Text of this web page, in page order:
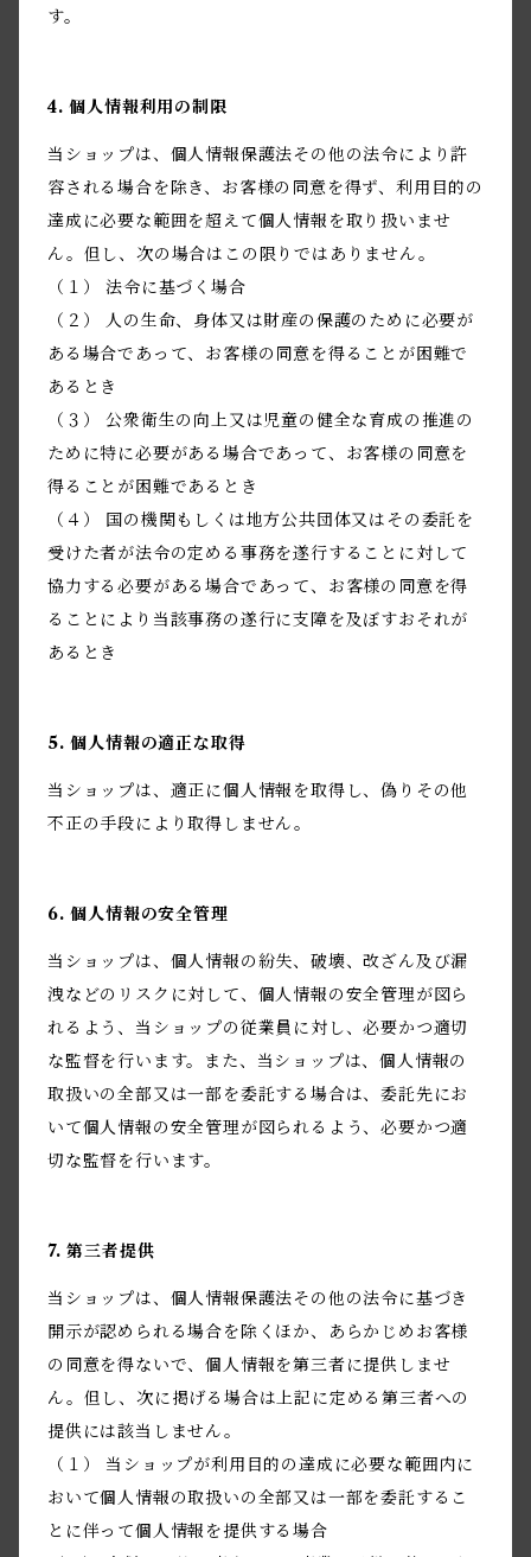
す。
4. 個人情報利用の制限
当ショップは、個人情報保護法その他の法令により許
容される場合を除き、お客様の同意を得ず、利用目的の
達成に必要な範囲を超えて個人情報を取り扱いませ
ん。但し、次の場合はこの限りではありません。
（１） 法令に基づく場合
（２） 人の生命、身体又は財産の保護のために必要が
ある場合であって、お客様の同意を得ることが困難で
あるとき
（３） 公衆衛生の向上又は児童の健全な育成の推進の
ために特に必要がある場合であって、お客様の同意を
得ることが困難であるとき
（４） 国の機関もしくは地方公共団体又はその委託を
受けた者が法令の定める事務を遂行することに対して
協力する必要がある場合であって、お客様の同意を得
ることにより当該事務の遂行に支障を及ぼすおそれが
あるとき
5. 個人情報の適正な取得
当ショップは、適正に個人情報を取得し、偽りその他
不正の手段により取得しません。
6. 個人情報の安全管理
当ショップは、個人情報の紛失、破壊、改ざん及び漏
洩などのリスクに対して、個人情報の安全管理が図ら
れるよう、当ショップの従業員に対し、必要かつ適切
な監督を行います。また、当ショップは、個人情報の
取扱いの全部又は一部を委託する場合は、委託先にお
いて個人情報の安全管理が図られるよう、必要かつ適
切な監督を行います。
7. 第三者提供
当ショップは、個人情報保護法その他の法令に基づき
開示が認められる場合を除くほか、あらかじめお客様
の同意を得ないで、個人情報を第三者に提供しませ
ん。但し、次に掲げる場合は上記に定める第三者への
提供には該当しません。
（１） 当ショップが利用目的の達成に必要な範囲内に
おいて個人情報の取扱いの全部又は一部を委託するこ
とに伴って個人情報を提供する場合